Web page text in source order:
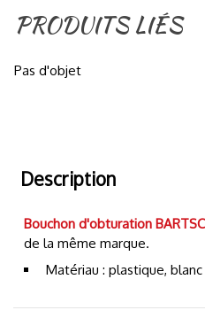
PRODUITS LIÉS
Pas d'objet
Description
Bouchon d'obturation
de la même marque.
Matériau : plastique, blanc